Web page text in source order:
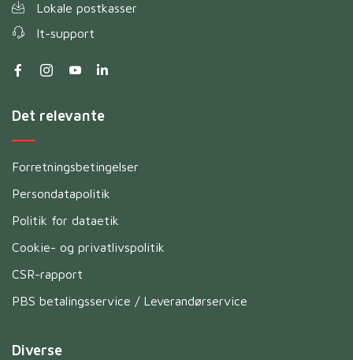
Lokale postkasser
It-support
Det relevante
Forretningsbetingelser
Persondatapolitik
Politik for dataetik
Cookie- og privatlivspolitik
CSR-rapport
PBS betalingsservice / Leverandørservice
Diverse